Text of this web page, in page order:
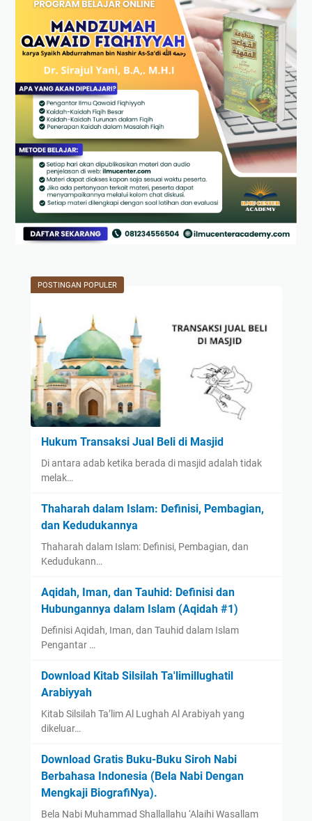
POSTINGAN POPULER
Hukum Transaksi Jual Beli di Masjid
Di antara adab ketika berada di masjid adalah tidak
melak…
Thaharah dalam Islam: Definisi, Pembagian,
dan Kedudukannya
Thaharah dalam Islam: Definisi, Pembagian, dan
Kedudukann…
Aqidah, Iman, dan Tauhid: Definisi dan
Hubungannya dalam Islam (Aqidah #1)
Definisi Aqidah, Iman, dan Tauhid dalam Islam
Pengantar …
Download Kitab Silsilah Ta'limillughatil
Arabiyyah
Kitab Silsilah Ta’lim Al Lughah Al Arabiyah yang
dikeluar…
Download Gratis Buku-Buku Siroh Nabi
Berbahasa Indonesia (Bela Nabi Dengan
Mengkaji BiografiNya).
Bela Nabi Muhammad Shallallahu ‘Alaihi Wasallam